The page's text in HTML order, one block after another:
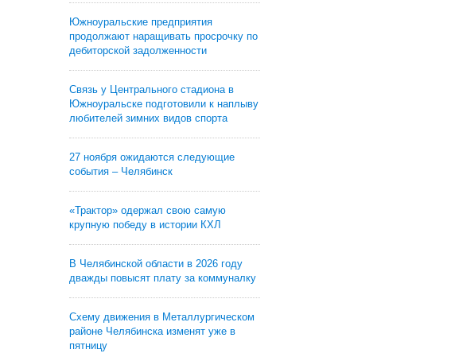
Южноуральские предприятия
продолжают наращивать просрочку по
дебиторской задолженности
Связь у Центрального стадиона в
Южноуральске подготовили к наплыву
любителей зимних видов спорта
27 ноября ожидаются следующие
события – Челябинск
«Трактор» одержал свою самую
крупную победу в истории КХЛ
В Челябинской области в 2026 году
дважды повысят плату за коммуналку
Схему движения в Металлургическом
районе Челябинска изменят уже в
пятницу